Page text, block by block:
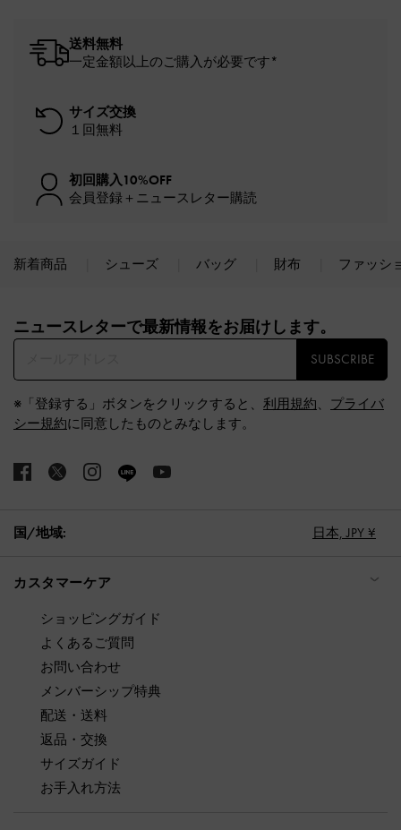
送料無料
一定金額以上のご購入が必要です*
サイズ交換
１回無料
初回購入10%OFF
会員登録＋ニュースレター購読
新着商品 シューズ バッグ 財布 ファッシ
ニュースレターで最新情報をお届けします。​
SUBSCRIBE
※「登録する」ボタンをクリックすると、 利用規約、 プライバ
シー規約に同意したものとみなします。
国/地域: 日本, JPY ¥
カスタマーケア
ショッピングガイド
よくあるご質問
お問い合わせ
メンバーシップ特典
配送・送料
返品・交換
サイズガイド
お手入れ方法